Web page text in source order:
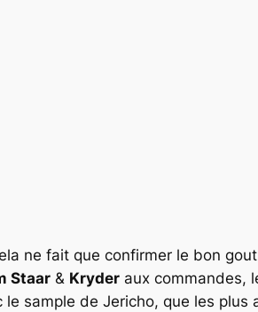
ne fait que confirmer le bon
Staar & Kryder aux commandes,
le sample de Jericho, que les plus